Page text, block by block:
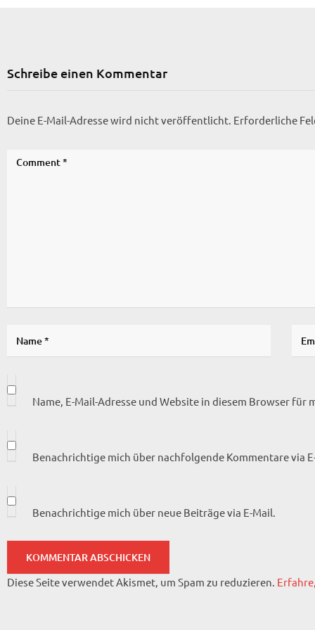
Schreibe einen Kommentar
Deine E-Mail-Adresse wird nicht veröffentlicht. Erforderliche
Name, E-Mail-Adresse und Website in diesem Browser für
Benachrichtige mich über nachfolgende Kommentare via
Benachrichtige mich über neue Beiträge via E-Mail.
Diese Seite verwendet Akismet, um Spam zu reduzieren.